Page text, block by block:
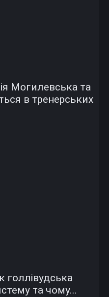
Могилевська та
в тренерських
голлівудська
та чому...